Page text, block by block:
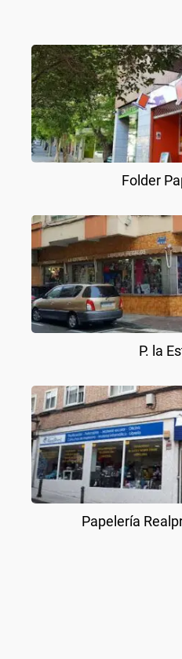
Folder
P. la
Papelería